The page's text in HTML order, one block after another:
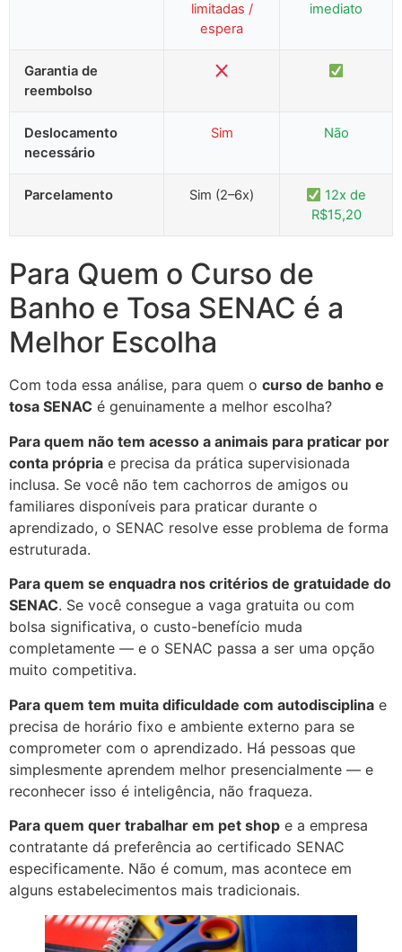
limitadas /
espera
imediato
Garantia de
reembolso
Deslocamento
necessário
Sim Não
Parcelamento Sim (2–6x)
12x de
R$15,20
Para Quem o Curso de
Banho e Tosa SENAC é a
Melhor Escolha
Com toda essa análise, para quem o curso de banho e
tosa SENAC é genuinamente a melhor escolha?
Para quem não tem acesso a animais para praticar por
conta própria e precisa da prática supervisionada
inclusa. Se você não tem cachorros de amigos ou
familiares disponíveis para praticar durante o
aprendizado, o SENAC resolve esse problema de forma
estruturada.
Para quem se enquadra nos critérios de gratuidade do
SENAC. Se você consegue a vaga gratuita ou com
bolsa significativa, o custo-benefício muda
completamente — e o SENAC passa a ser uma opção
muito competitiva.
Para quem tem muita dificuldade com autodisciplina e
precisa de horário fixo e ambiente externo para se
comprometer com o aprendizado. Há pessoas que
simplesmente aprendem melhor presencialmente — e
reconhecer isso é inteligência, não fraqueza.
Para quem quer trabalhar em pet shop e a empresa
contratante dá preferência ao certificado SENAC
especificamente. Não é comum, mas acontece em
alguns estabelecimentos mais tradicionais.